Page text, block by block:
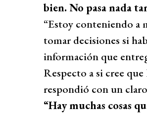
bien. No pasa nada
“Estoy conteniendo a
tomar decisiones si
información que
Respecto a si cree
respondió con un
“Hay muchas cosas